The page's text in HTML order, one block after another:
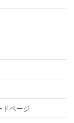
ドページ